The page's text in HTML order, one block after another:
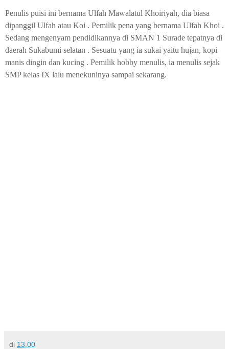
Penulis puisi ini bernama Ulfah Mawalatul Khoiriyah, dia biasa
dipanggil Ulfah atau Koi . Pemilik pena yang bernama Ulfah Khoi .
Sedang mengenyam pendidikannya di SMAN 1 Surade tepatnya di
daerah Sukabumi selatan . Sesuatu yang ia sukai yaitu hujan, kopi
manis dingin dan kucing . Pemilik hobby menulis, ia menulis sejak
SMP kelas IX lalu menekuninya sampai sekarang.
di 13.00